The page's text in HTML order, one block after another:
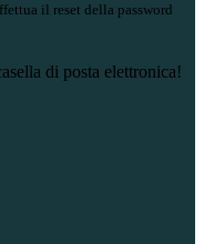
il reset della password
di posta elettronica!